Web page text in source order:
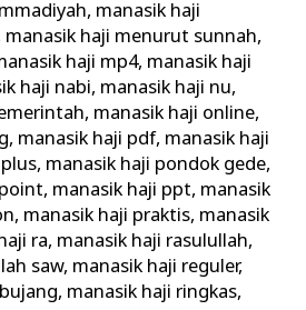
, manasik haji
manasik haji menurut sunnah,
haji mp4, manasik haji
haji nabi, manasik haji nu,
, manasik haji online,
, manasik haji pdf, manasik haji
, manasik haji pondok gede,
, manasik haji ppt, manasik
, manasik haji praktis, manasik
ra, manasik haji rasulullah,
saw, manasik haji reguler,
, manasik haji ringkas,